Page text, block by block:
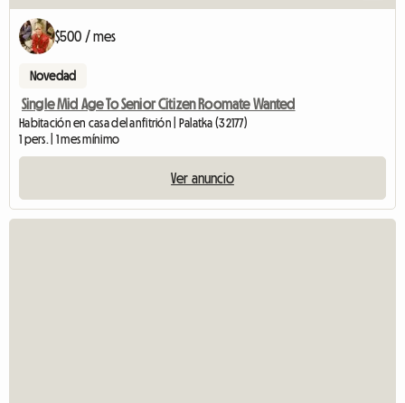
$500 / mes
Novedad
Single Mid Age To Senior Citizen Roomate Wanted
Habitación en casa del anfitrión | Palatka (32177)
1 pers. | 1 mes mínimo
Ver anuncio